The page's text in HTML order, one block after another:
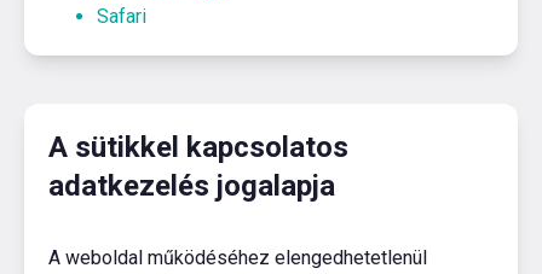
Safari
A sütikkel kapcsolatos
adatkezelés jogalapja
A weboldal működéséhez elengedhetetlenül